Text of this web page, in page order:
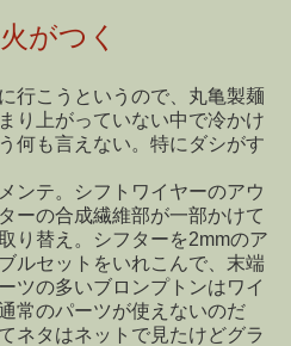
がつく
行こうというので、丸亀製麺
り上がっていない中で冷かけ
何も言えない。特にダシがす
ンテ。シフトワイヤーのアウ
ーの合成繊維部が一部かけて
り替え。シフターを2mmのア
ルセットをいれこんで、末端
ツの多いブロンプトンはワイ
常のパーツが使えないのだ
ネタはネットで見たけどグラ